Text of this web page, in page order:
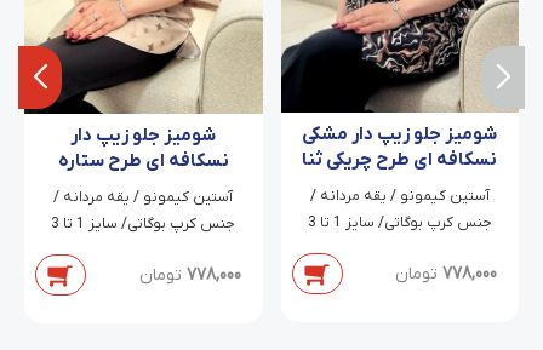
شومیز جلو زیپ دار مشکی
نسکافه ای طرح چریکی ثنا
آستین کیمونو / یقه مردانه /
جنس کرپ بوگاتی/ سایز 1 تا 3
778,000 تومان
شومیز جلو زیپ دار
نسکافه ای طرح ستاره
آستین کیمونو / یقه مردانه /
جنس کرپ بوگاتی/ سایز 1 تا 3
778,000 تومان